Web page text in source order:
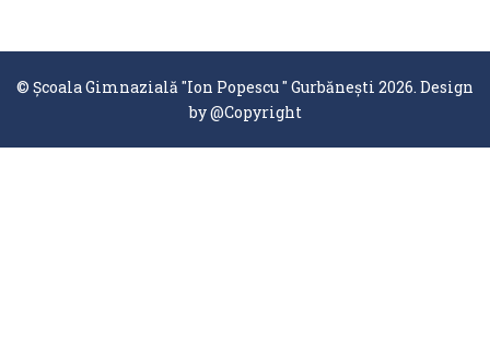
© Școala Gimnazială "Ion Popescu " Gurbănești 2026. Design
by@Copyright